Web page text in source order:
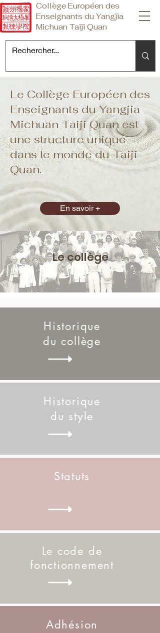
Collège Européen des
Enseignants du Yangjia
Michuan Taiji Quan
Le Collège Européen des
Enseignants du Yangjia
Michuan Taiji Quan est
une structure unique
dans le monde du Taiji
Quan.
En savoir +
Le collège
Historique
du collège
Historique
du style
Statuts
Le code de
fonctionnement
Adhésion